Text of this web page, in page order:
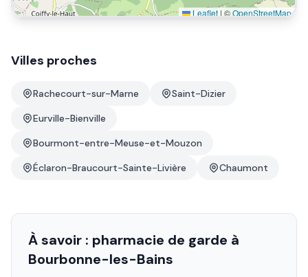
Leaflet | ©OpenStreetMap
Villes proches
Rachecourt-sur-Marne
Saint-Dizier
Eurville-Bienville
Bourmont-entre-Meuse-et-Mouzon
Éclaron-Braucourt-Sainte-Livière
Chaumont
À savoir : pharmacie de garde à
Bourbonne-les-Bains